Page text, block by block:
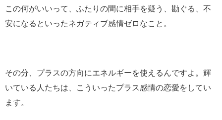
この何がいいって、ふたりの間に相手を疑う、勘ぐる、不
安になるといったネガティブ感情ゼロなこと。
その分、プラスの方向にエネルギーを使えるんですよ。輝
いている人たちは、こういったプラス感情の恋愛をしてい
ます。